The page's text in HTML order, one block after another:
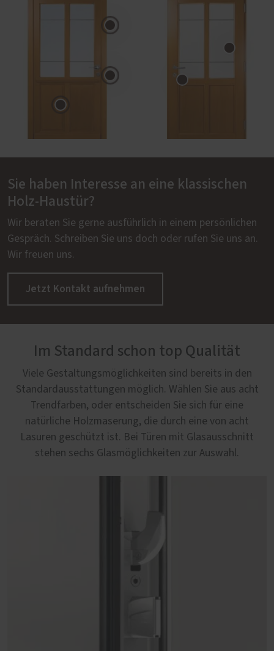
Sie haben Interesse an eine klassischen
Holz-Haustür?
Wir beraten Sie gerne ausführlich in einem persönlichen
Gespräch. Schreiben Sie uns doch oder rufen Sie uns an.
Wir freuen uns.
Jetzt Kontakt aufnehmen
Im Standard schon top Qualität
Viele Gestaltungsmöglichkeiten sind bereits in den
Standardausstattungen möglich. Wählen Sie aus acht
Trendfarben, oder entscheiden Sie sich für eine
natürliche Holzmaserung, die durch eine von acht
Lasuren geschützt ist. Bei Türen mit Glasausschnitt
stehen sechs Glasmöglichkeiten zur Auswahl.